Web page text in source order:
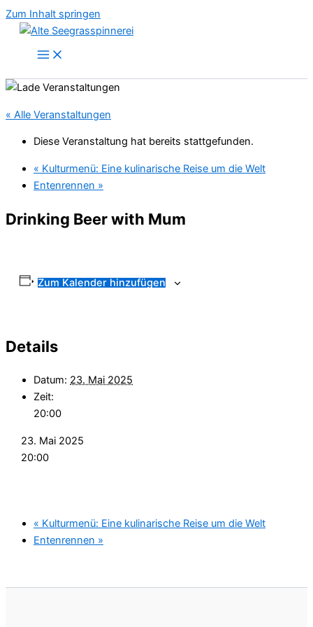
Zum Inhalt springen
« Alle Veranstaltungen
Diese Veranstaltung hat bereits stattgefunden.
« Kulturmenü: Eine kulinarische Reise um die Welt
Entenrennen »
Drinking Beer with Mum
Zum Kalender hinzufügen
Details
Datum: 23. Mai 2025
Zeit:
20:00
23. Mai 2025
20:00
« Kulturmenü: Eine kulinarische Reise um die Welt
Entenrennen »